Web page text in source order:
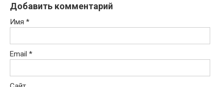
Добавить комментарий
Имя *
Email *